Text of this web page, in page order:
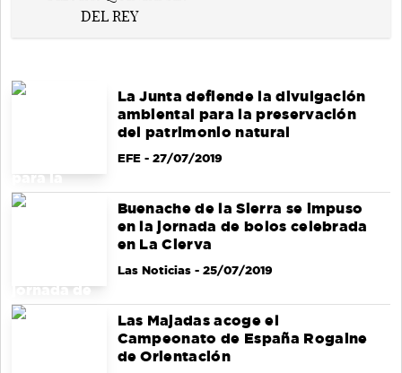
La Junta defiende la divulgación
ambiental para la preservación
del patrimonio natural
EFE- 27/07/2019
Buenache de la Sierra se impuso
en la jornada de bolos celebrada
en La Cierva
Las Noticias- 25/07/2019
Las Majadas acoge el
Campeonato de España Rogaine
de Orientación